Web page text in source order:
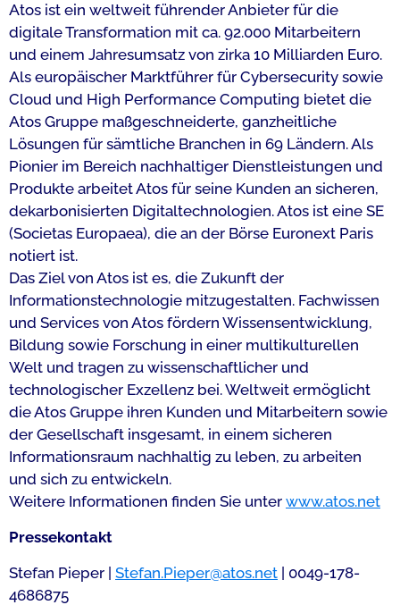
Atos ist ein weltweit führender Anbieter für die
digitale Transformation mit ca. 92.000 Mitarbeitern
und einem Jahresumsatz von zirka 10 Milliarden Euro.
Als europäischer Marktführer für Cybersecurity sowie
Cloud und High Performance Computing bietet die
Atos Gruppe maßgeschneiderte, ganzheitliche
Lösungen für sämtliche Branchen in 69 Ländern. Als
Pionier im Bereich nachhaltiger Dienstleistungen und
Produkte arbeitet Atos für seine Kunden an sicheren,
dekarbonisierten Digitaltechnologien. Atos ist eine SE
(Societas Europaea), die an der Börse Euronext Paris
notiert ist.
Das Ziel von Atos ist es, die Zukunft der
Informationstechnologie mitzugestalten. Fachwissen
und Services von Atos fördern Wissensentwicklung,
Bildung sowie Forschung in einer multikulturellen
Welt und tragen zu wissenschaftlicher und
technologischer Exzellenz bei. Weltweit ermöglicht
die Atos Gruppe ihren Kunden und Mitarbeitern sowie
der Gesellschaft insgesamt, in einem sicheren
Informationsraum nachhaltig zu leben, zu arbeiten
und sich zu entwickeln.
Weitere Informationen finden Sie unter www.atos.net
Pressekontakt
Stefan Pieper | Stefan.Pieper@atos.net | 0049-178-
4686875